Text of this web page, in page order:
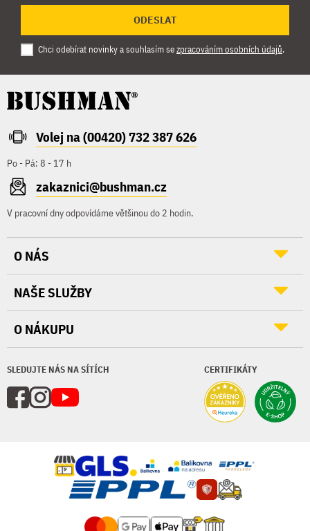
ODESLAT
Chci odebírat novinky a souhlasím sezpracováním osobních údajů.
Volej na (00420) 732 387 626
Po - Pá: 8 - 17 h
zakaznici@bushman.cz
V pracovní dny odpovídáme většinou do 2 hodin.
SLEDUJTE NÁS NA SÍTÍCH CERTIFIKÁTY
O NÁS
NAŠE SLUŽBY
O NÁKUPU